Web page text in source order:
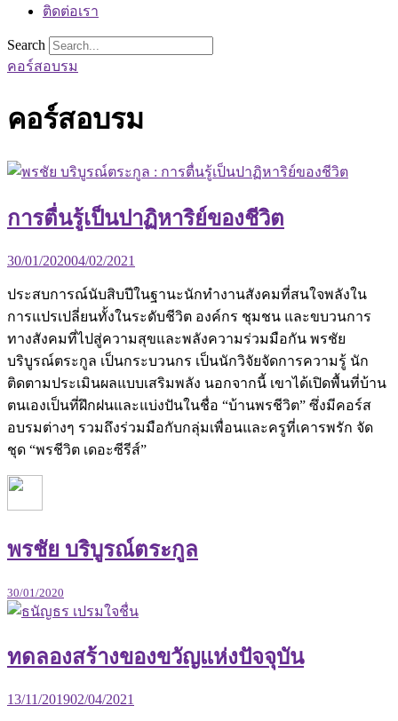
ติดต่อเรา
Search
คอร์สอบรม
คอร์สอบรม
การตื่นรู้เป็นปาฏิหาริย์ของชีวิต
30/01/202004/02/2021
ประสบการณ์นับสิบปีในฐานะนักทำงานสังคมที่สนใจพลังใน
การแปรเปลี่ยนทั้งในระดับชีวิต องค์กร ชุมชน และขบวนการ
ทางสังคมที่ไปสู่ความสุขและพลังความร่วมมือกัน พรชัย
บริบูรณ์ตระกูล เป็นกระบวนกร เป็นนักวิจัยจัดการความรู้ นัก
ติดตามประเมินผลแบบเสริมพลัง นอกจากนี้ เขาได้เปิดพื้นที่บ้าน
ตนเองเป็นที่ฝึกฝนและแบ่งปันในชื่อ “บ้านพรชีวิต” ซึ่งมีคอร์ส
อบรมต่างๆ รวมถึงร่วมมือกับกลุ่มเพื่อนและครูที่เคารพรัก จัด
ชุด “พรชีวิต เดอะซีรีส์”
พรชัย บริบูรณ์ตระกูล
30/01/2020
ทดลองสร้างของขวัญแห่งปัจจุบัน
13/11/201902/04/2021